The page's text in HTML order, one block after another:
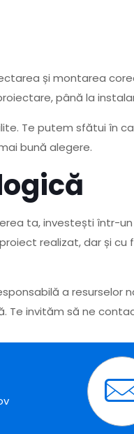
și montarea
până la
Te putem sfătui în
bună alegere.
ta, investești într-
realizat, dar și cu
a resurselor
Te invităm să ne